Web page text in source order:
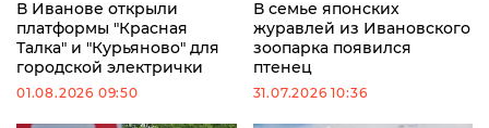
В Иванове открыли
платформы "Красная
Талка" и "Курьяново" для
городской электрички
01.08.2026 09:50
В семье японских
журавлей из Ивановского
зоопарка появился
птенец
31.07.2026 10:36